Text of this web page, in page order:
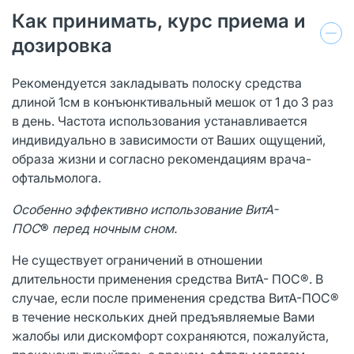
Как принимать, курс приема и
дозировка
Рекомендуется закладывать полоску средства
длиной 1см в конъюнктивальный мешок от 1 до 3 раз
в день. Частота использования устанавливается
индивидуально в зависимости от Ваших ощущений,
образа жизни и согласно рекомендациям врача-
офтальмолога.
Особенноэффективно использование ВитА-
ПОС® передночным сном.
Не существует ограничений в отношении
длительности применения средства ВитА- ПОС®. В
случае, если после применения средства ВитА-ПОС®
в течение нескольких дней предъявляемые Вами
жалобы или дискомфорт сохраняются, пожалуйста,